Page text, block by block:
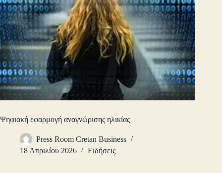
Ψηφιακή εφαρμογή αναγνώρισης ηλικίας
Press Room Cretan Business
18 Απριλίου 2026
Ειδήσεις